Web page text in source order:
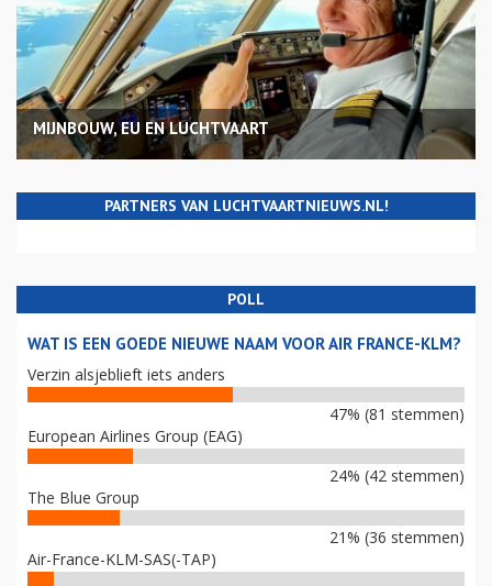
MIJNBOUW, EU EN LUCHTVAART
PARTNERS VAN LUCHTVAARTNIEUWS.NL!
POLL
WAT IS EEN GOEDE NIEUWE NAAM VOOR AIR FRANCE-KLM?
Verzin alsjeblieft iets anders
47% (81 stemmen)
European Airlines Group (EAG)
24% (42 stemmen)
The Blue Group
21% (36 stemmen)
Air-France-KLM-SAS(-TAP)